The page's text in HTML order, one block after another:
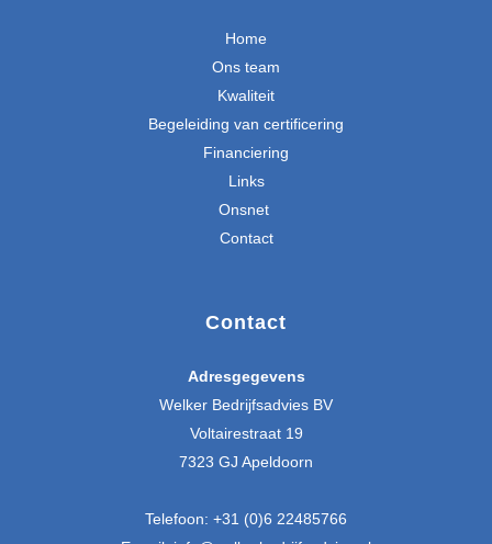
Home
Ons team
Kwaliteit
Begeleiding van certificering
Financiering
Links
Onsnet
Contact
Contact
Adresgegevens
Welker Bedrijfsadvies BV
Voltairestraat 19
7323 GJ Apeldoorn
Telefoon: +31 (0)6 22485766